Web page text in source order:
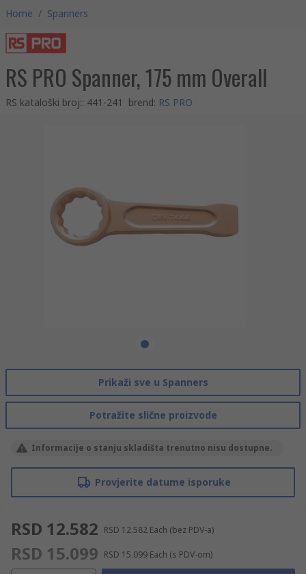
Home / Spanners
RS PRO Spanner, 175 mm Overall
RS kataloški broj:: 441-241 brend: RS PRO
Prikaži sve u Spanners
Potražite slične proizvode
Informacije o stanju skladišta trenutno nisu dostupne.
Provjerite datume isporuke
RSD 12.582 RSD 12.582 Each (bez PDV-a)
RSD 15.099 RSD 15.099 Each (s PDV-om)